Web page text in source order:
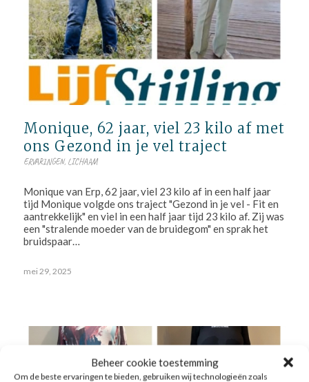
Beheer cookie toestemming
Om de beste ervaringen te bieden, gebruiken wij technologieën zoals
Monique, 62 jaar, viel 23 kilo af met
ons Gezond in je vel traject
ERVARINGEN, LICHAAM
Monique van Erp, 62 jaar, viel 23 kilo af in een half jaar
tijd Monique volgde ons traject "Gezond in je vel - Fit en
aantrekkelijk" en viel in een half jaar tijd 23 kilo af. Zij was
een "stralende moeder van de bruidegom" en sprak het
bruidspaar…
mei 29, 2025